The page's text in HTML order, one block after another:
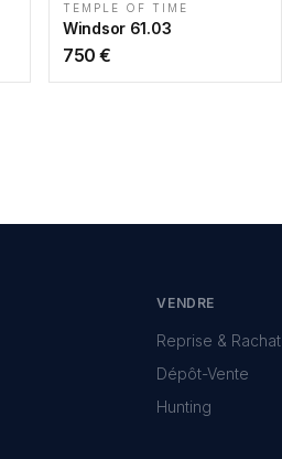
TEMPLE OF TIME
Windsor 61.03
750 €
VENDRE
Reprise & Rachat
Dépôt-Vente
Hunting